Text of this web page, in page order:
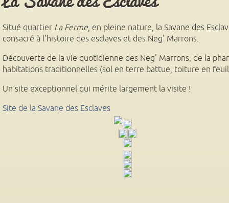
Situé quartier La Ferme, en pleine nature, la Savane des
consacré à l'histoire des esclaves et des Neg' Marrons.
Découverte de la vie quotidienne des Neg' Marrons, de la
habitations traditionnelles (sol en terre battue, toiture en
Un site exceptionnel qui mérite largement la visite !
Site de la Savane des Esclaves(le lien est externe)